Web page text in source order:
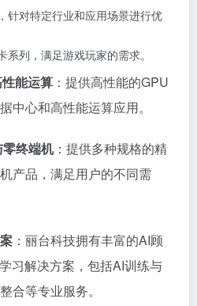
针对特定行业和应用场景进行优
系列，满足游戏玩家的需求。
能运算 ：提供高性能的GPU
中心和高性能运算应用。
终端机：提供多种规格的精
产品，满足用户的不同需
：丽台科技拥有丰富的AI顾
习解决方案，包括AI训练与
合等专业服务。